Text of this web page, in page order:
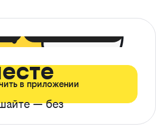
— без
в приложении